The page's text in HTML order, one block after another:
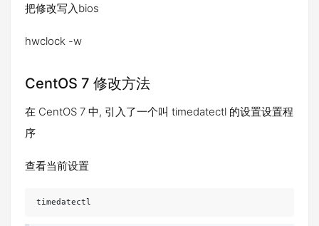
把修改写入bios
hwclock -w
CentOS 7 修改方法
在 CentOS 7 中, 引入了一个叫 timedatectl 的设置设置程
序
查看当前设置
timedatectl